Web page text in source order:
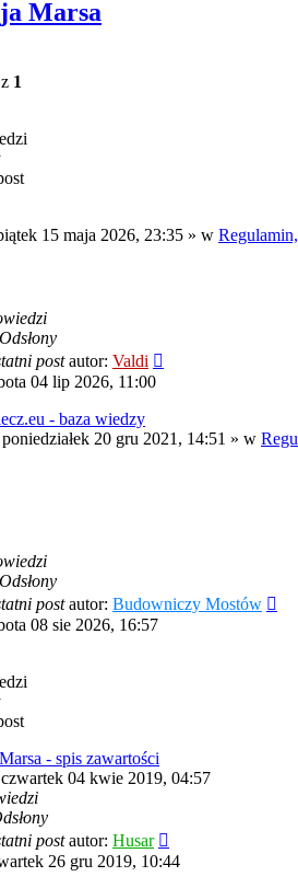
Marsa
z 1
15 maja 2026, 23:35 » w
Odsłony
postautor: Valdi
04 lip 2026, 11:00
- baza wiedzy
poniedziałek 20 gru 2021, 14:51 » w
Odsłony
postautor: Budowniczy Mostów
08 sie 2026, 16:57
- spis zawartości
czwartek 04 kwie 2019, 04:57
postautor: Husar
26 gru 2019, 10:44